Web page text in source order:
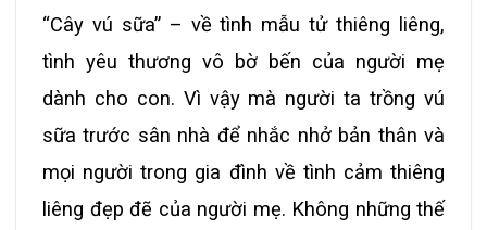
“Cây vú sữa” – về tình mẫu tử thiêng liêng,
tình yêu thương vô bờ bến của người mẹ
dành cho con. Vì vậy mà người ta trồng vú
sữa trước sân nhà để nhắc nhở bản thân và
mọi người trong gia đình về tình cảm thiêng
liêng đẹp đẽ của người mẹ. Không những thế